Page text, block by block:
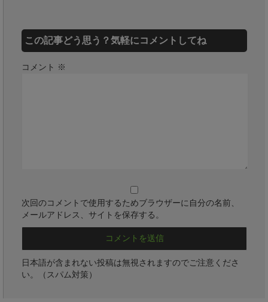
この記事どう思う？気軽にコメントしてね
コメント ※
次回のコメントで使用するためブラウザーに自分の名前、
メールアドレス、サイトを保存する。
日本語が含まれない投稿は無視されますのでご注意くださ
い。（スパム対策）